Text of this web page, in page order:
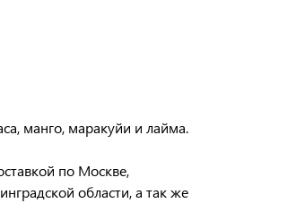
манго, маракуйи и лайма.
по Москве,
области, а так же